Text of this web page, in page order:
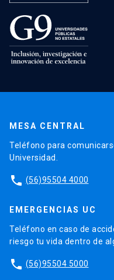
MESA CENTRAL
Teléfono para
Universidad.
phone (56)95504 4000
EMERGENCIAS UC
Teléfono en caso de
riesgo tu vida dentro de
phone (56)95504 5000